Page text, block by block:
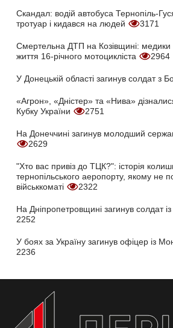
Скандал: водій автобуса Тернопіль-
тротуар і кидався на людей
3171
Смертельна ДТП на Козівщині: медики
життя 16-річного мотоцикліста
2964
У Донецькій області загинув солдат з
«Агрон», «Дністер» та «Нива»
Кубку України
2751
На Донеччині загинув молодший
2629
"Хто вас привіз до ТЦК?": історія
тернопільського аеропорту, якому не
військкоматі
2322
На Дніпропетровщині загинув солдат
2252
У боях за Україну загинув офіцер із
2236